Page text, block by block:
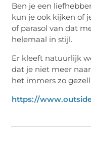
Ben je een
kun je ook kijken of
of parasol van dat
helemaal in stijl.
Er kleeft natuurlijk
dat je niet meer
het immers zo
https://